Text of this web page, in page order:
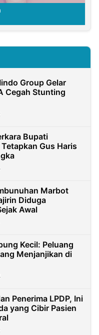
Group Gelar
Cegah Stunting
Bupati
Gus Haris
Marbot
Diduga
Awal
Kecil: Peluang
Menjanjikan di
Penerima LPDP, Ini
yang Cibir Pasien